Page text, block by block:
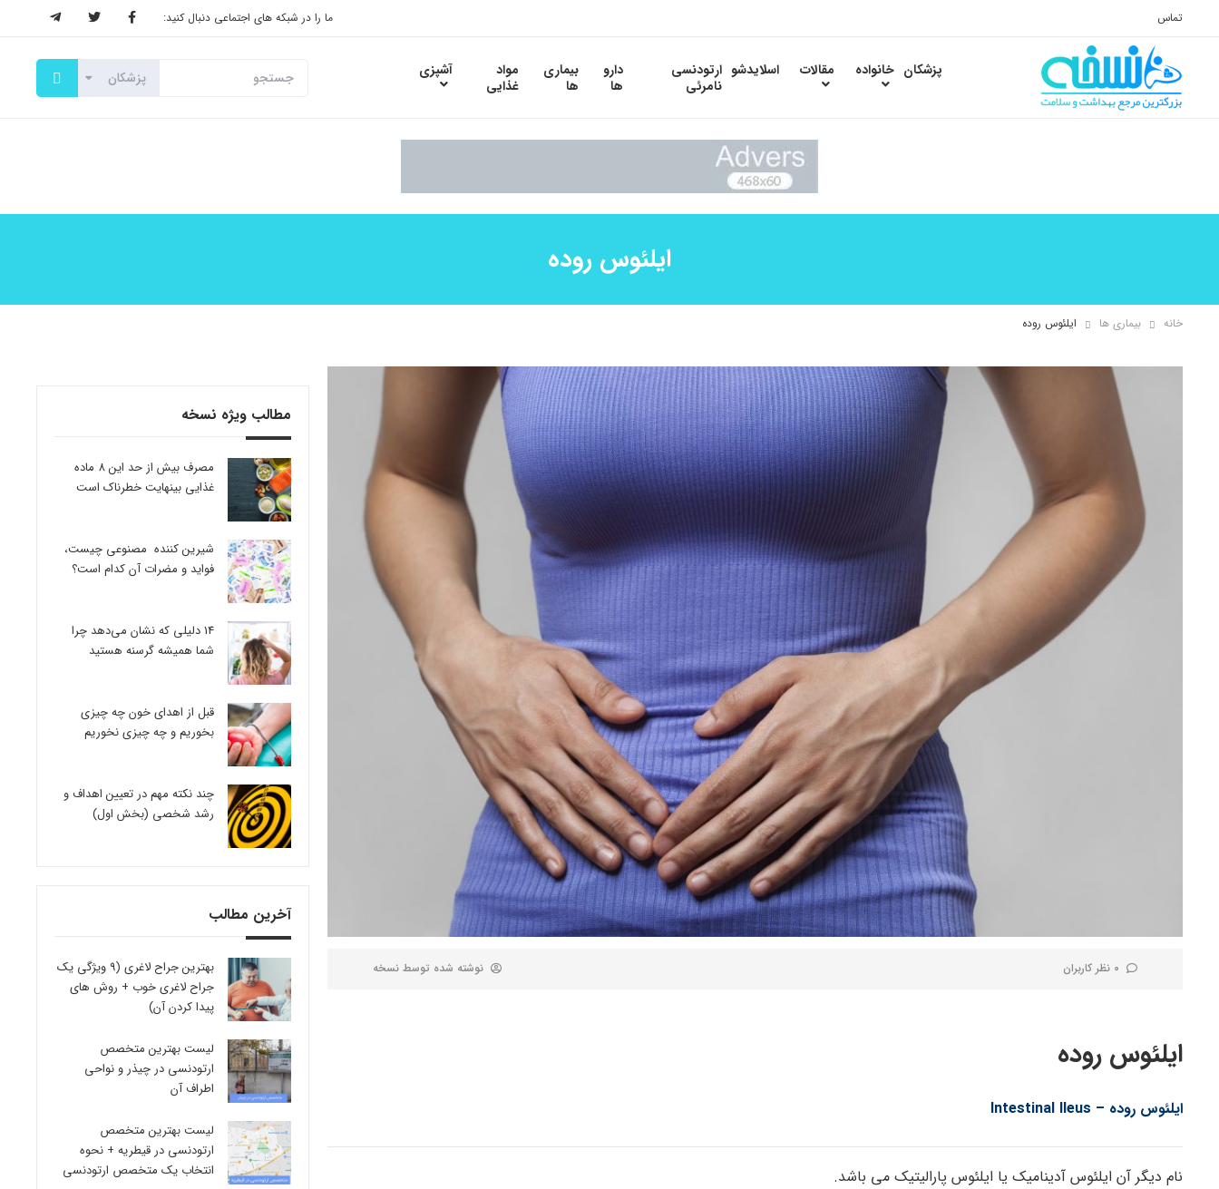
تماس ما را در شبکه های اجتماعی دنبال کنید:
پزشکان خانواده مقالات اسلایدشو ارتودنسی
نامرئی
دارو
ها
بیماری
ها
مواد
غذایی
آشپزی
ایلئوس روده
خانه بیماری ها ایلئوس روده
0 نظر کاربران نوشته شده توسط نسخه
ایلئوس روده
ایلئوس روده – Intestinal Ileus
نام دیگر آن ایلئوس آدینامیک یا ایلئوس پارالیتیک می باشد.
مطالب ویژه نسخه
مصرف بیش از حد این 8 ماده
غذایی بینهایت خطرناک است
شیرین کننده مصنوعی چیست،
فواید و مضرات آن کدام است؟
14 دلیلی که نشان می‌دهد چرا
شما همیشه گرسنه هستید
قبل از اهدای خون چه چیزی
بخوریم و چه چیزی نخوریم
چند نکته مهم در تعیین اهداف و
رشد شخصی (بخش اول)
آخرین مطالب
بهترین جراح لاغری (9 ویژگی یک
جراح لاغری خوب + روش های
پیدا کردن آن)
لیست بهترین متخصص
ارتودنسی در چیذر و نواحی
اطراف آن
لیست بهترین متخصص
ارتودنسی در قیطریه + نحوه
انتخاب یک متخصص ارتودنسی